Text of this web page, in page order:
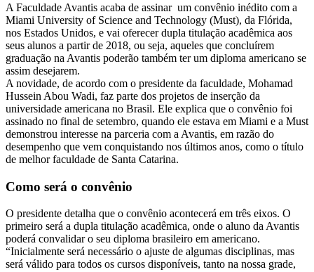
A Faculdade Avantis acaba de assinar um convênio inédito com a
Miami University of Science and Technology (Must), da Flórida,
nos Estados Unidos, e vai oferecer dupla titulação acadêmica aos
seus alunos a partir de 2018, ou seja, aqueles que concluírem
graduação na Avantis poderão também ter um diploma americano se
assim desejarem.
A novidade, de acordo com o presidente da faculdade, Mohamad
Hussein Abou Wadi, faz parte dos projetos de inserção da
universidade americana no Brasil. Ele explica que o convênio foi
assinado no final de setembro, quando ele estava em Miami e a Must
demonstrou interesse na parceria com a Avantis, em razão do
desempenho que vem conquistando nos últimos anos, como o título
de melhor faculdade de Santa Catarina.
Como será o convênio
O presidente detalha que o convênio acontecerá em três eixos. O
primeiro será a dupla titulação acadêmica, onde o aluno da Avantis
poderá convalidar o seu diploma brasileiro em americano.
“Inicialmente será necessário o ajuste de algumas disciplinas, mas
será válido para todos os cursos disponíveis, tanto na nossa grade,